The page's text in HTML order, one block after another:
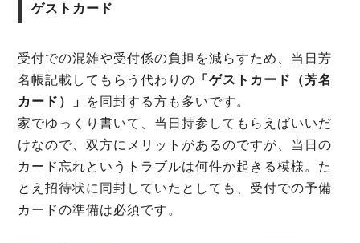
ゲストカード
受付での混雑や受付係の負担を減らすため、当日芳
名帳記載してもらう代わりの 「ゲストカード（芳名
カード）」 を同封する方も多いです。
家でゆっくり書いて、当日持参してもらえばいいだ
けなので、双方にメリットがあるのですが、当日の
カード忘れというトラブルは何件か起きる模様。た
とえ招待状に同封していたとしても、受付での予備
カードの準備は必須です。